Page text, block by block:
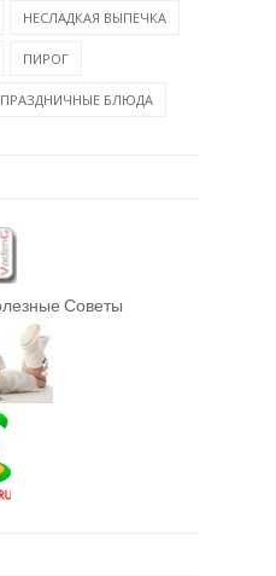
НЕСЛАДКАЯ ВЫПЕЧКА
ПИРОГ
ПРАЗДНИЧНЫЕ БЛЮДА